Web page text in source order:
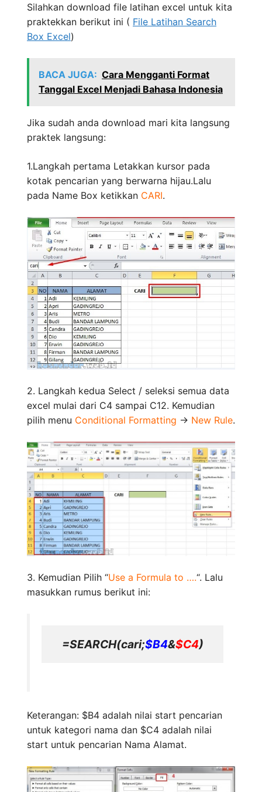
Silahkan download file latihan excel untuk kita
praktekkan berikut ini ( File Latihan Search
Box Excel)
BACA JUGA: Cara Mengganti Format
Tanggal Excel Menjadi Bahasa Indonesia
Jika sudah anda download mari kita langsung
praktek langsung:
1.Langkah pertama Letakkan kursor pada
kotak pencarian yang berwarna hijau.Lalu
pada Name Box ketikkan CARI.
2. Langkah kedua Select / seleksi semua data
excel mulai dari C4 sampai C12. Kemudian
pilih menu Conditional Formatting -> New Rule.
3. Kemudian Pilih “Use a Formula to ….“. Lalu
masukkan rumus berikut ini:
=SEARCH(cari;$B4&$C4)
Keterangan: $B4 adalah nilai start pencarian
untuk kategori nama dan $C4 adalah nilai
start untuk pencarian Nama Alamat.